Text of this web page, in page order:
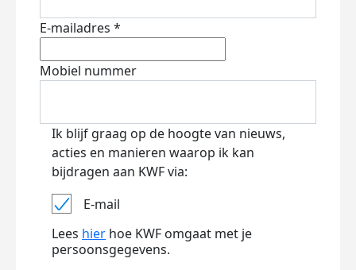
E-mailadres *
Mobiel nummer
Ik blijf graag op de hoogte van nieuws,
acties en manieren waarop ik kan
bijdragen aan KWF via:
E-mail
Lees hier hoe KWF omgaat met je
persoonsgegevens.